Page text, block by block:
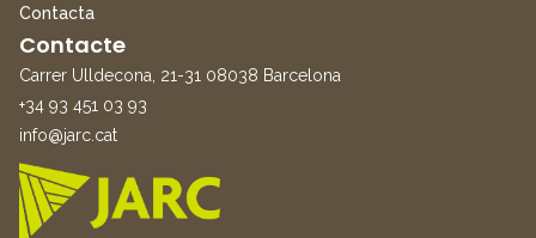
Contacta
Contacte
Carrer Ulldecona, 21-31 08038 Barcelona
+34 93 451 03 93
info@jarc.cat